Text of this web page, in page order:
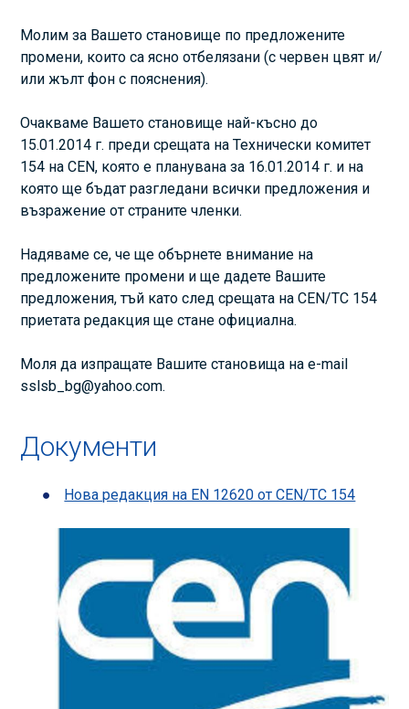
Молим за Вашето становище по предложените
промени, които са ясно отбелязани (с червен цвят и/
или жълт фон с пояснения).
Очакваме Вашето становище най-късно до
15.01.2014 г. преди срещата на Технически комитет
154 на CEN, която е планувана за 16.01.2014 г. и на
която ще бъдат разгледани всички предложения и
възражение от страните членки.
Надяваме се, че ще обърнете внимание на
предложените промени и ще дадете Вашите
предложения, тъй като след срещата на CEN/TC 154
приетата редакция ще стане официална.
Моля да изпращате Вашите становища на e-mail
sslsb_bg@yahoo.com.
Документи
Нова редакция на EN 12620 от CEN/TC 154